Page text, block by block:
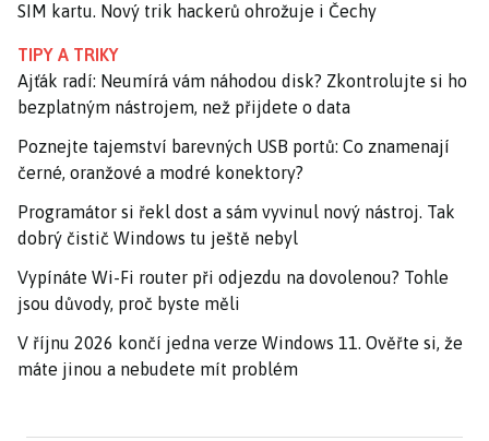
SIM kartu. Nový trik hackerů ohrožuje i Čechy
TIPY A TRIKY
Ajťák radí: Neumírá vám náhodou disk? Zkontrolujte si ho
bezplatným nástrojem, než přijdete o data
Poznejte tajemství barevných USB portů: Co znamenají
černé, oranžové a modré konektory?
Programátor si řekl dost a sám vyvinul nový nástroj. Tak
dobrý čistič Windows tu ještě nebyl
Vypínáte Wi-Fi router při odjezdu na dovolenou? Tohle
jsou důvody, proč byste měli
V říjnu 2026 končí jedna verze Windows 11. Ověřte si, že
máte jinou a nebudete mít problém